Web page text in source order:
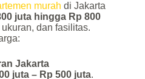
murah di Jakarta
juta hingga Rp 800
dan fasilitas.
Jakarta
juta – Rp 500 juta.